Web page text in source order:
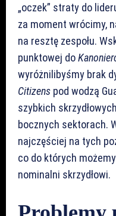
„oczek” straty do
za moment wrócimy,
na resztę zespołu.
punktowej do
wyróżnilibyśmy brak
Citizens pod wodzą
szybkich
bocznych sektorach.
najczęściej na tych
co do których
nominalni skrzydłowi.